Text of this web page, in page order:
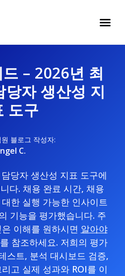
– 2026년 최
자 생산성 지
도구
원 블로그 작성자:
C.
당자 생산성 지표 도구에
다. 채용 완료 시간, 채용
한 실행 가능한 인사이트
기능을 평가했습니다. 주
이해를 원하시면 알아야
를 참조하세요. 저희의 평가
스트, 분석 대시보드 검증,
고 실제 성과와 ROI를 이